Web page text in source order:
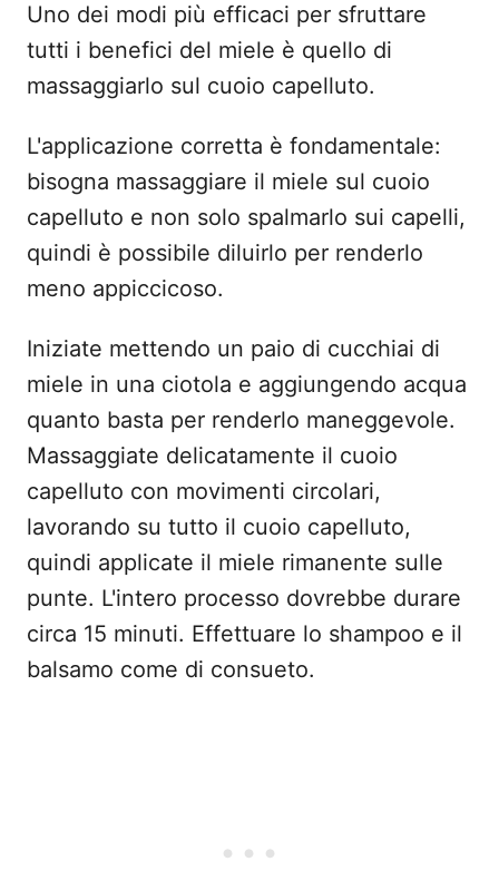
Uno dei modi più efficaci per sfruttare
tutti i benefici del miele è quello di
massaggiarlo sul cuoio capelluto.
L'applicazione corretta è fondamentale:
bisogna massaggiare il miele sul cuoio
capelluto e non solo spalmarlo sui capelli,
quindi è possibile diluirlo per renderlo
meno appiccicoso.
Iniziate mettendo un paio di cucchiai di
miele in una ciotola e aggiungendo acqua
quanto basta per renderlo maneggevole.
Massaggiate delicatamente il cuoio
capelluto con movimenti circolari,
lavorando su tutto il cuoio capelluto,
quindi applicate il miele rimanente sulle
punte. L'intero processo dovrebbe durare
circa 15 minuti. Effettuare lo shampoo e il
balsamo come di consueto.